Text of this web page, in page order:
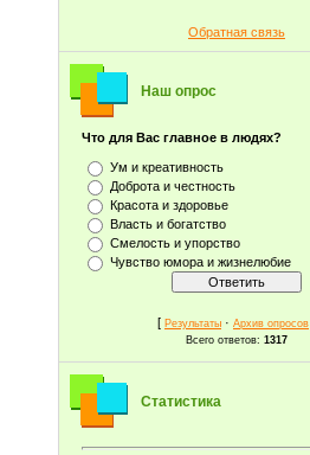
Обратная связь
Наш опрос
Что для Вас главное в людях?
Ум и креативность
Доброта и честность
Красота и здоровье
Власть и богатство
Смелость и упорство
Чувство юмора и жизнелюбие
[ Результаты · Архив опросов
Всего ответов: 1317
Статистика